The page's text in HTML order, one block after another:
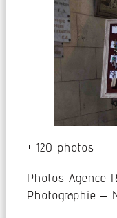
+ 120 photos
Photos Agence
Photographie –